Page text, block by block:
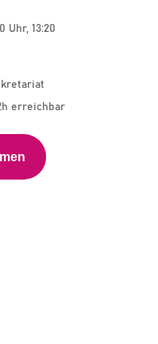
Uhr, 13:20
erreichbar